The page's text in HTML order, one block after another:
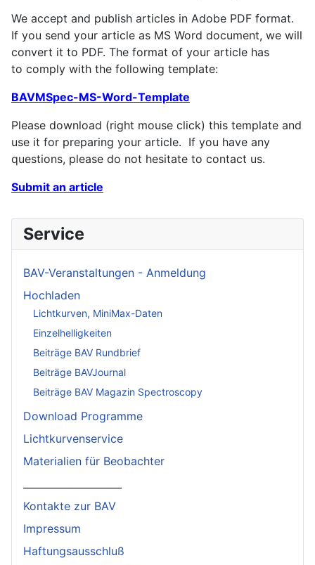
We accept and publish articles in Adobe PDF format.
If you send your article as MS Word document, we will
convert it to PDF. The format of your article has
to comply with the following template:
BAVMSpec-MS-Word-Template
Please download (right mouse click) this template and
use it for preparing your article. If you have any
questions, please do not hesitate to contact us.
Submit an article
Service
BAV-Veranstaltungen - Anmeldung
Hochladen
Lichtkurven, MiniMax-Daten
Einzelhelligkeiten
Beiträge BAV Rundbrief
Beiträge BAVJournal
Beiträge BAV Magazin Spectroscopy
Download Programme
Lichtkurvenservice
Materialien für Beobachter
Kontakte zur BAV
Impressum
Haftungsausschluß